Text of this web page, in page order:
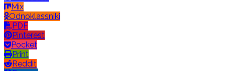
Mix
Odnoklassniki
PDF
Pinterest
Pocket
Print
Reddit